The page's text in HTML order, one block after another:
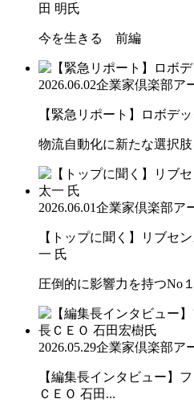
田 明氏
今を生きる 前編
2026.06.02企業家倶楽部ア
【緊急リポート】ロボデ
物流自動化に新たな選択
2026.06.01企業家倶楽部ア
【トップに聞く】リブセ
一 氏
圧倒的に影響力を持つNo
2026.05.29企業家倶楽部ア
【編集長インタビュー】
ＣＥＯ 石田...